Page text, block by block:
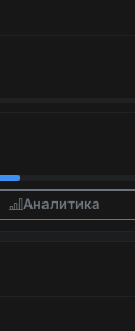
Аналитика